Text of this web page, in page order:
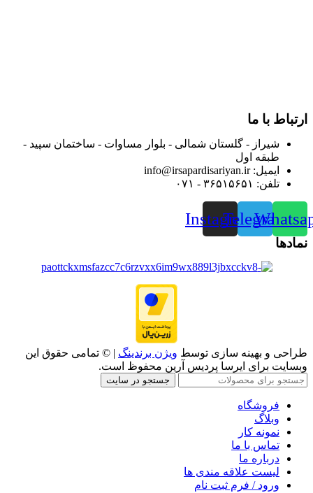
ارتباط با ما
شیراز - گلستان شمالی - بلوار مساوات - ساختمان سپید -
طبقه اول
ایمیل: info@irsapardisariyan.ir
تلفن: ۳۶۵۱۵۶۵۱ - ۰۷۱
Telegram
Instagram
نمادها
طراحی و بهینه سازی توسط ویژن برندینگ | © تمامی حقوق این
وبسایت برای ایرسا پردیس آرین محفوظ است.
جستجو در سایت
فروشگاه
وبلاگ
نمونه کار
تماس با ما
درباره ما
لیست علاقه مندی ها
ورود / فرم ثبت نام